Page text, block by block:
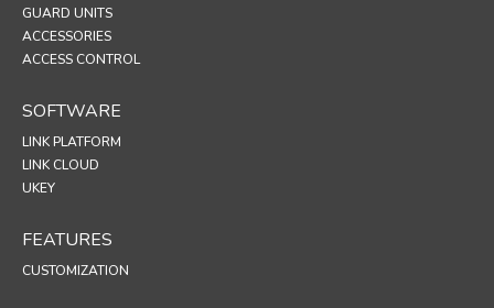
GUARD UNITS
ACCESSORIES
ACCESS CONTROL
SOFTWARE
LINK PLATFORM
LINK CLOUD
UKEY
FEATURES
CUSTOMIZATION